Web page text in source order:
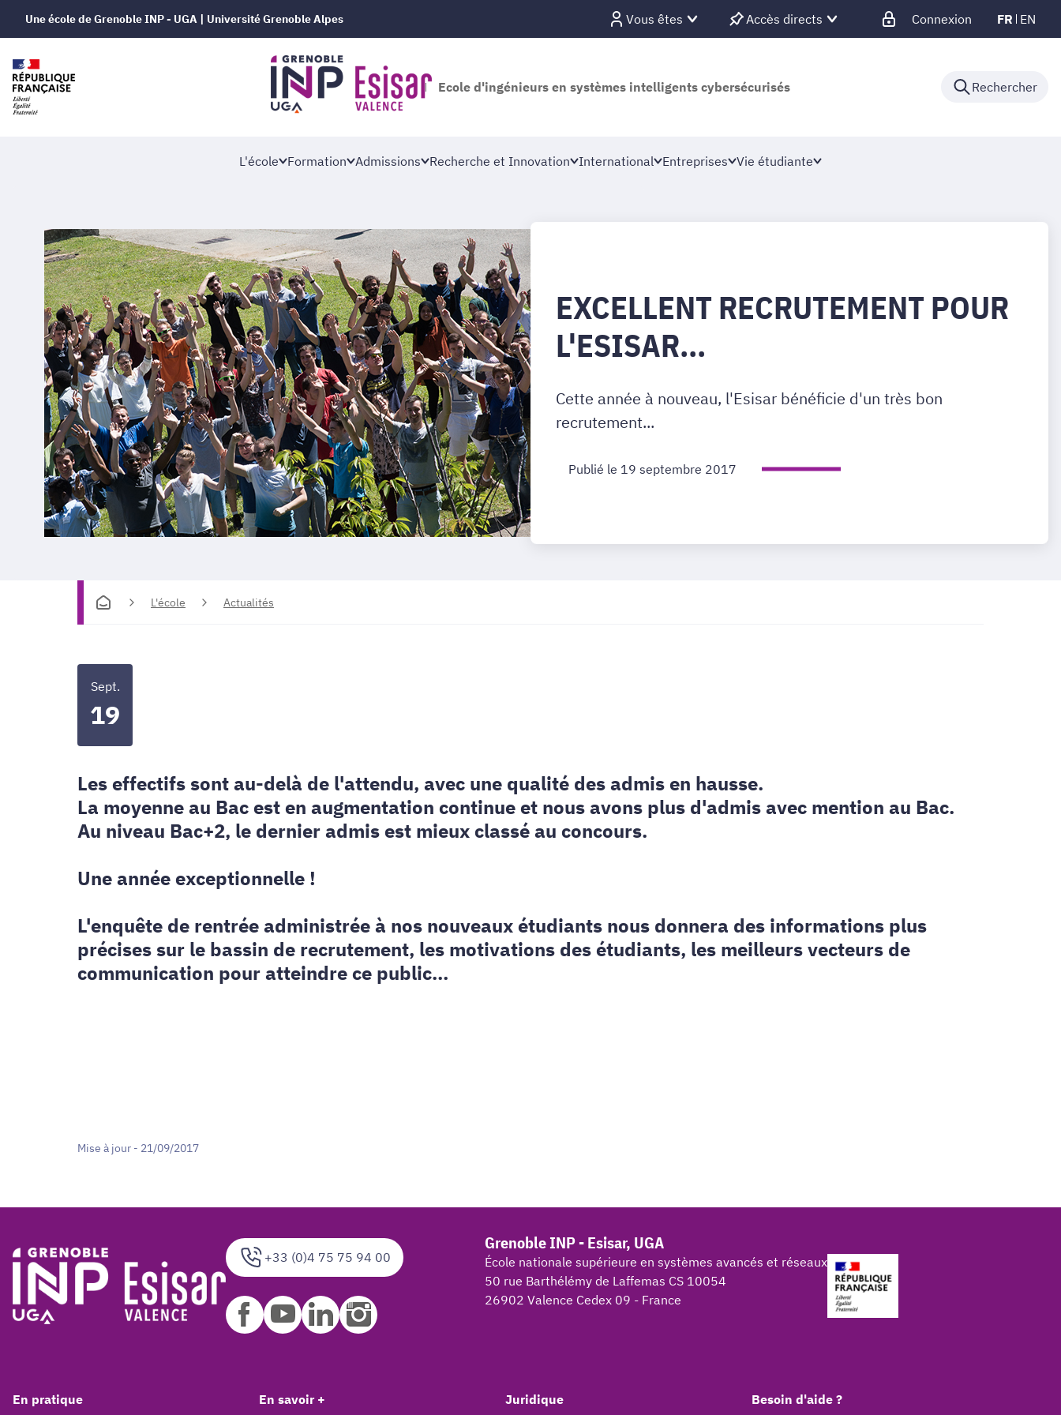
Une école de Grenoble INP - UGA | Université Grenoble Alpes Vous êtes Accès directs Connexion FR EN
Ecole d'ingénieurs en systèmes intelligents cybersécurisés Rechercher
L'école Formation Admissions Recherche et Innovation International Entreprises Vie étudiante
EXCELLENT RECRUTEMENT POUR
L'ESISAR...
Cette année à nouveau, l'Esisar bénéficie d'un très bon
recrutement...
Publié le 19 septembre 2017
L'école Actualités
Sept.
19
Les effectifs sont au-delà de l'attendu, avec une qualité des admis en hausse.
La moyenne au Bac est en augmentation continue et nous avons plus d'admis avec mention au Bac.
Au niveau Bac+2, le dernier admis est mieux classé au concours.
Une année exceptionnelle !
L'enquête de rentrée administrée à nos nouveaux étudiants nous donnera des informations plus
précises sur le bassin de recrutement, les motivations des étudiants, les meilleurs vecteurs de
communication pour atteindre ce public...
Mise à jour - 21/09/2017
+33 (0)4 75 75 94 00
Grenoble INP - Esisar, UGA
École nationale supérieure en systèmes avancés et réseaux
50 rue Barthélémy de Laffemas CS 10054
26902 Valence Cedex 09 - France
En pratique En savoir + Juridique Besoin d'aide ?